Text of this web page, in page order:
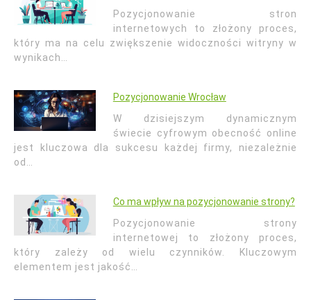
Pozycjonowanie stron
internetowych to złożony proces,
który ma na celu zwiększenie widoczności witryny w
wynikach…
Pozycjonowanie Wrocław
W dzisiejszym dynamicznym
świecie cyfrowym obecność online
jest kluczowa dla sukcesu każdej firmy, niezależnie
od…
Co ma wpływ na pozycjonowanie strony?
Pozycjonowanie strony
internetowej to złożony proces,
który zależy od wielu czynników. Kluczowym
elementem jest jakość…